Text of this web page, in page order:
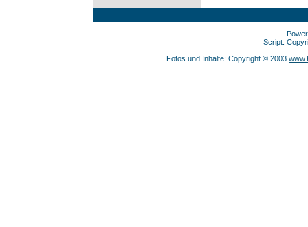
Script:
Fotos und Inhalte: Copyright © 2003